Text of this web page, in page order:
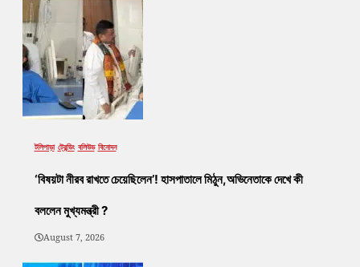
টলিপাড়া ট্রেন্ডিং বলিউড বিনোদন
‘বিষয়টা নীরব রাখতে চেয়েছিলেন’! হাসপাতালে মিঠুন,অভিনেতাকে দেখে কী
বললেন মুখ্যমন্ত্রী ?
August 7, 2026